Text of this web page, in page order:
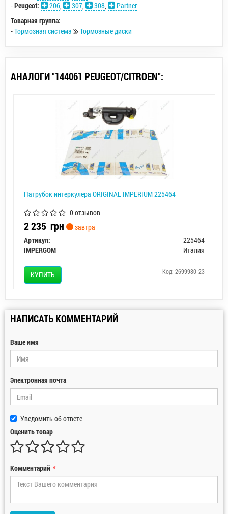
-Peugeot: 206, 307, 308,
Partner
Товарная группа:
-Тормозная система Тормозные диски
АНАЛОГИ "144061 PEUGEOT/CITROEN":
Патрубок интеркулера ORIGINAL IMPERIUM 225464
0 отзывов
2 235 грн
завтра
Артикул:
225464
IMPERGOM
Италия
КУПИТЬ Код: 2699980-23
НАПИСАТЬ КОММЕНТАРИЙ
Ваше имя
Электронная почта
Уведомить об ответе
Оценить товар
Комментарий *